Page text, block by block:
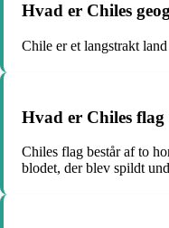
Hvad er Chiles
Chile er et langstrakt
Hvad er Chiles
Chiles flag består af to
blodet, der blev spildt